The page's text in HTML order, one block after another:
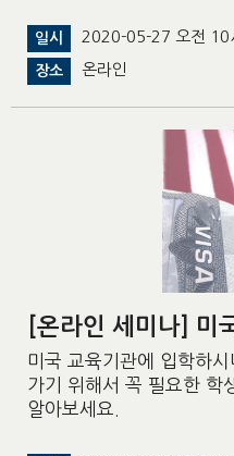
일시 2020-05-27 오전 10
장소 온라인
[온라인 세미나] 미
미국 교육기관에 입학하
가기 위해서 꼭 필요한 학
알아보세요.